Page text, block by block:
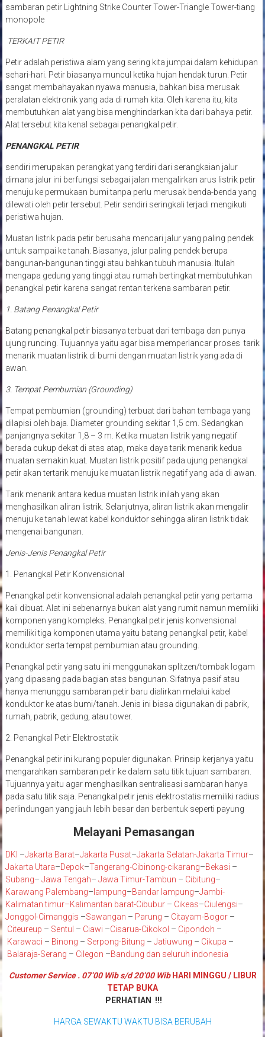
sambaran petir Lightning Strike Counter Tower-Triangle Tower-tiang
monopole
TERKAIT PETIR
Petir adalah peristiwa alam yang sering kita jumpai dalam kehidupan
sehari-hari. Petir biasanya muncul ketika hujan hendak turun. Petir
sangat membahayakan nyawa manusia, bahkan bisa merusak
peralatan elektronik yang ada di rumah kita. Oleh karena itu, kita
membutuhkan alat yang bisa menghindarkan kita dari bahaya petir.
Alat tersebut kita kenal sebagai penangkal petir.
PENANGKAL PETIR
sendiri merupakan perangkat yang terdiri dari serangkaian jalur
dimana jalur ini berfungsi sebagai jalan mengalirkan arus listrik petir
menuju ke permukaan bumi tanpa perlu merusak benda-benda yang
dilewati oleh petir tersebut. Petir sendiri seringkali terjadi mengikuti
peristiwa hujan.
Muatan listrik pada petir berusaha mencari jalur yang paling pendek
untuk sampai ke tanah. Biasanya, jalur paling pendek berupa
bangunan-bangunan tinggi atau bahkan tubuh manusia. Itulah
mengapa gedung yang tinggi atau rumah bertingkat membutuhkan
penangkal petir karena sangat rentan terkena sambaran petir.
1. Batang Penangkal Petir
Batang penangkal petir biasanya terbuat dari tembaga dan punya
ujung runcing. Tujuannya yaitu agar bisa memperlancar proses tarik
menarik muatan listrik di bumi dengan muatan listrik yang ada di
awan.
3. Tempat Pembumian (Grounding)
Tempat pembumian (grounding) terbuat dari bahan tembaga yang
dilapisi oleh baja. Diameter grounding sekitar 1,5 cm. Sedangkan
panjangnya sekitar 1,8 – 3 m. Ketika muatan listrik yang negatif
berada cukup dekat di atas atap, maka daya tarik menarik kedua
muatan semakin kuat. Muatan listrik positif pada ujung penangkal
petir akan tertarik menuju ke muatan listrik negatif yang ada di awan.
Tarik menarik antara kedua muatan listrik inilah yang akan
menghasilkan aliran listrik. Selanjutnya, aliran listrik akan mengalir
menuju ke tanah lewat kabel konduktor sehingga aliran listrik tidak
mengenai bangunan.
Jenis-Jenis Penangkal Petir
1. Penangkal Petir Konvensional
Penangkal petir konvensional adalah penangkal petir yang pertama
kali dibuat. Alat ini sebenarnya bukan alat yang rumit namun memiliki
komponen yang kompleks. Penangkal petir jenis konvensional
memiliki tiga komponen utama yaitu batang penangkal petir, kabel
konduktor serta tempat pembumian atau grounding.
Penangkal petir yang satu ini menggunakan splitzen/tombak logam
yang dipasang pada bagian atas bangunan. Sifatnya pasif atau
hanya menunggu sambaran petir baru dialirkan melalui kabel
konduktor ke atas bumi/tanah. Jenis ini biasa digunakan di pabrik,
rumah, pabrik, gedung, atau tower.
2. Penangkal Petir Elektrostatik
Penangkal petir ini kurang populer digunakan. Prinsip kerjanya yaitu
mengarahkan sambaran petir ke dalam satu titik tujuan sambaran.
Tujuannya yaitu agar menghasilkan sentralisasi sambaran hanya
pada satu titik saja. Penangkal petir jenis elektrostatis memiliki radius
perlindungan yang jauh lebih besar dan berbentuk seperti payung
Melayani Pemasangan
DKI –Jakarta Barat–Jakarta Pusat–Jakarta Selatan-Jakarta Timur–
Jakarta Utara–Depok–Tangerang-Cibinong-cikarang–Bekasi –
Subang– Jawa Tengah– Jawa Timur-Tambun – Cibitung–
Karawang Palembang– lampung–Bandar lampung–Jambi-
Kalimatan timur–Kalimantan barat-Cibubur– Cikeas–Ciulengsi–
Jonggol -Cimanggis –Sawangan – Parung – Citayam-Bogor–
Citeureup – Sentul – Ciawi –Cisarua-Cikokol – Cipondoh –
Karawaci – Binong – Serpong-Bitung – Jatiuwung – Cikupa –
Balaraja-Serang – Cilegon –Bandung dan seluruh indonesia
Customer Service . 07’00 Wib s/d 20’00 WibHARI MINGGU / LIBUR
TETAP BUKA
PERHATIAN !!!
HARGA SEWAKTU WAKTU BISA BERUBAH